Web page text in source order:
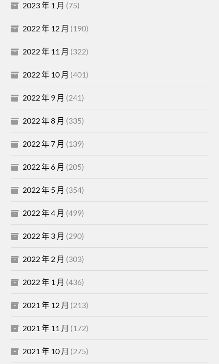
2023 年 1 月 (75)
2022 年 12 月 (190)
2022 年 11 月 (322)
2022 年 10 月 (401)
2022 年 9 月 (241)
2022 年 8 月 (335)
2022 年 7 月 (139)
2022 年 6 月 (205)
2022 年 5 月 (354)
2022 年 4 月 (499)
2022 年 3 月 (290)
2022 年 2 月 (303)
2022 年 1 月 (436)
2021 年 12 月 (213)
2021 年 11 月 (172)
2021 年 10 月 (275)